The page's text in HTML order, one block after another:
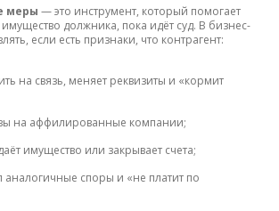
меры — это инструмент, который помогает
должника, пока идёт суд. В бизнес-
если есть признаки, что контрагент:
на связь, меняет реквизиты и «кормит
на аффилированные компании;
имущество или закрывает счета;
аналогичные споры и «не платит по